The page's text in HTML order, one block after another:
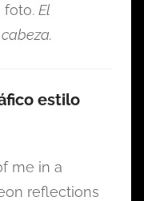
foto. El
estilo
me in a
reflections